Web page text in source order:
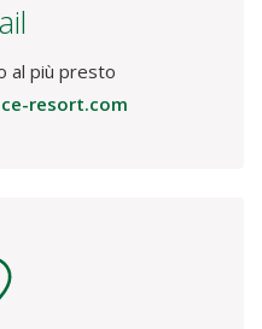
al più presto
resort.com